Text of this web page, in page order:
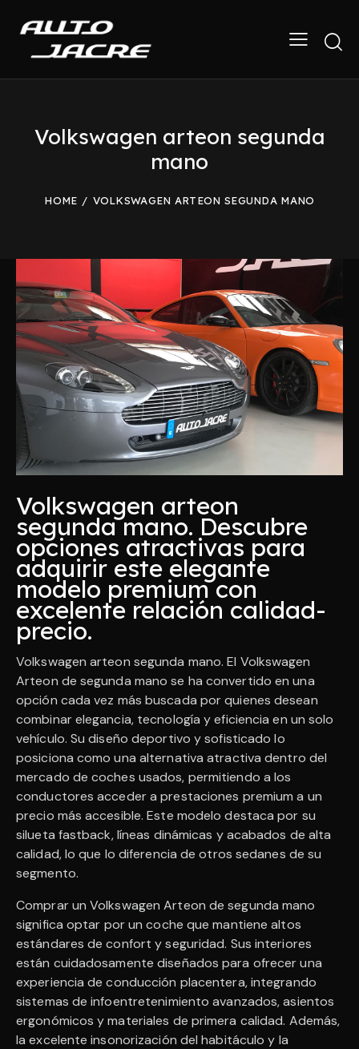
Volkswagen arteon segunda
mano
HOME VOLKSWAGEN ARTEON SEGUNDA MANO
Volkswagen arteon
segunda mano. Descubre
opciones atractivas para
adquirir este elegante
modelo premium con
excelente relación calidad-
precio.
Volkswagen arteon segunda mano. El Volkswagen
Arteon de segunda mano se ha convertido en una
opción cada vez más buscada por quienes desean
combinar elegancia, tecnología y eficiencia en un solo
vehículo. Su diseño deportivo y sofisticado lo
posiciona como una alternativa atractiva dentro del
mercado de coches usados, permitiendo a los
conductores acceder a prestaciones premium a un
precio más accesible. Este modelo destaca por su
silueta fastback, líneas dinámicas y acabados de alta
calidad, lo que lo diferencia de otros sedanes de su
segmento.
Comprar un Volkswagen Arteon de segunda mano
significa optar por un coche que mantiene altos
estándares de confort y seguridad. Sus interiores
están cuidadosamente diseñados para ofrecer una
experiencia de conducción placentera, integrando
sistemas de infoentretenimiento avanzados, asientos
ergonómicos y materiales de primera calidad. Además,
la excelente insonorización del habitáculo y la